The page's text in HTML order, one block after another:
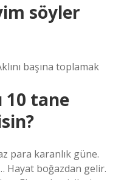
söyler
başına toplamak
10 tane
para karanlık güne.
Hayat boğazdan gelir.